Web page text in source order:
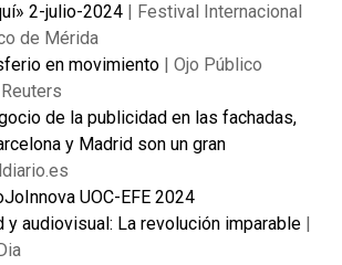
2-julio-2024 | Festival Internacional
de Mérida
en movimiento | Ojo Público
Reuters
de la publicidad en las fachadas,
y Madrid son un gran
UOC-EFE 2024
y audiovisual: La revolución imparable